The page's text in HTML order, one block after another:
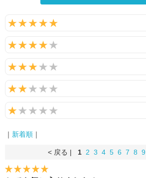
｜ 新着順 ｜
< 戻る | 1 2 3 4 5 6 7 8 9